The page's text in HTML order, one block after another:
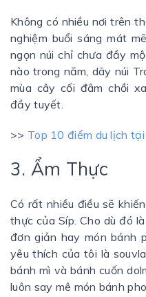
Không có nhiều nơi trên
nghiệm buổi sáng mát
ngọn núi chỉ chưa đầy
nào trong năm, dãy núi
mùa cây cối đâm chồi
đầy tuyết.
>> Top 10 điểm du lịch
3. Ẩm Thực
Có rất nhiều điều sẽ
thực của Síp. Cho dù đó
đơn giản hay món bánh
yêu thích của tôi là
bánh mì và bánh cuốn
luôn say mê món bánh